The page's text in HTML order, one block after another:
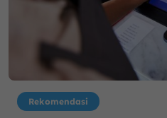
Rekomendasi